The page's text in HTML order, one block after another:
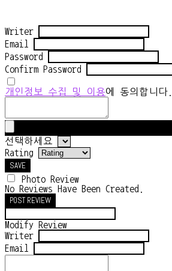
Writer
Email
Password
Confirm Password
개인정보 수집 및 이용에 동의합니다.
선택하세요
Rating
SAVE
Photo Review
No Reviews Have Been Created.
POST REVIEW
Modify Review
Writer
Email